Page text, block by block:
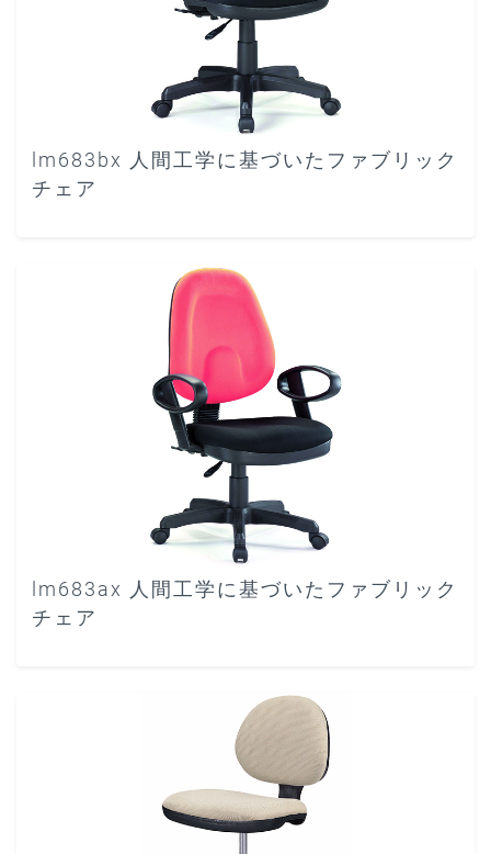
lm683bx 人間工学に基づいたファブリック
チェア
lm683ax 人間工学に基づいたファブリック
チェア